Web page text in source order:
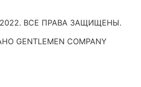
2022. ВСЕ ПРАВА ЗАЩИЩЕНЫ.
GENTLEMEN COMPANY